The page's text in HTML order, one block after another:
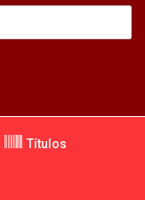
Títulos